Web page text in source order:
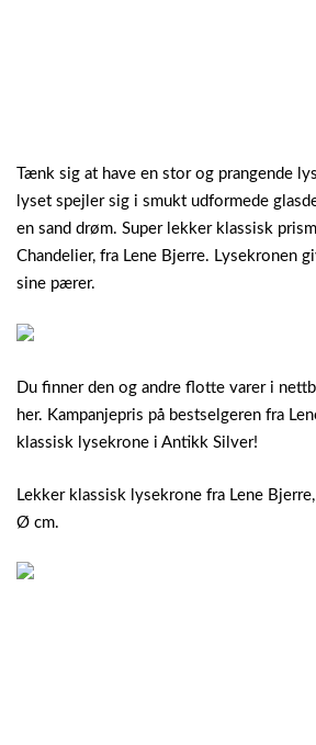
Tænk sig at have en stor og prangende
lyset spejler sig i smukt udformede
en sand drøm. Super lekker klassisk
Chandelier, fra Lene Bjerre. Lysekronen
sine pærer.
Du finner den og andre flotte varer i
her. Kampanjepris på bestselgeren fra
klassisk lysekrone i Antikk Silver!
Lekker klassisk lysekrone fra Lene
Ø cm.